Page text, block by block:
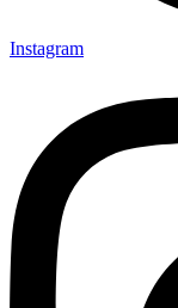
Instagram